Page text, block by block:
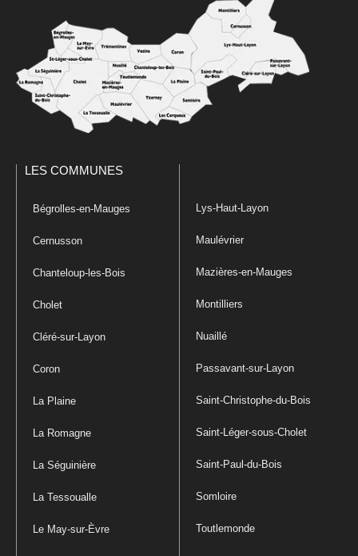
LES COMMUNES
Bégrolles-en-Mauges
Cernusson
Chanteloup-les-Bois
Cholet
Cléré-sur-Layon
Coron
La Plaine
La Romagne
La Séguinière
La Tessoualle
Le May-sur-Èvre
Lys-Haut-Layon
Maulévrier
Mazières-en-Mauges
Montilliers
Nuaillé
Passavant-sur-Layon
Saint-Christophe-du-Bois
Saint-Léger-sous-Cholet
Saint-Paul-du-Bois
Somloire
Toutlemonde